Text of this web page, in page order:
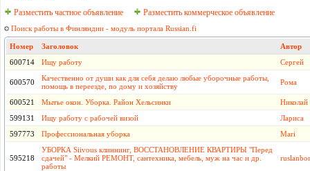
Разместить частное объявление Разместить коммерческое объявление
Поиск работы в Финляндии - модуль портала Russian.fi
Номер Заголовок
Автор
600714
Ищу работу Сергей
600570
Качественно от души как для себя делаю любые уборочные работы,
помощь в переезде, по дому и хозяйству
Рома
600521 Мытье окон. Уборка. Район Хельсинки
Николай
599131
Ищу работу с рабочей визой
Лариса
597773
Профессиональная уборка Mari
595218
УБОРКА Siivous клиннинг, ВОССТАНОВЛЕНИЕ КВАРТИРЫ "Перед
сдачей" - Мелкий РЕМОНТ, сантехника, мебель, муж на час и др.
работы